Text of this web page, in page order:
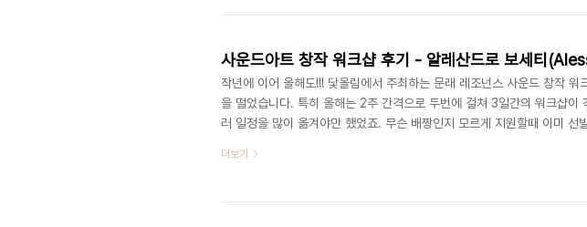
로....ㅠ인터넷 바다에서 감상중입니다 ㅋㅋㅋ 개인적으로 몹시 매력이 느
작년에 이어 올해도!!! 닻올림에서 주최하는 문래 레조넌스 사운드 창작 워
을 떨었습니다. 특히 올해는 2주 간격으로 두번에 걸쳐 3일간의 워크샵이
러 일정을 많이 옮겨야만 했었죠. 무슨 배짱인지 모르게 지원할때 이미 선
고 학생들 눈물바다..ㅠ 칼국수 접대 해 뒀으니 상황종료. 이번 워크샵은
페스티벌에 출연한 바가 있습니다. 그걸 보고 저는 이미 큰 재미와 감동을
더보기